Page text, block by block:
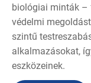
biológiai minták –
védelmi
szintű
alkalmazásokat,
eszközeinek.